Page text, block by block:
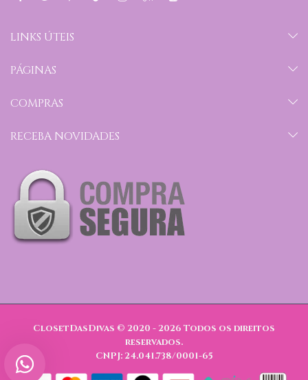
LINKS ÚTEIS
PÁGINAS
COMPRAS
RECEBA NOVIDADES
ClosetDasDivas © 2020 - 2026 Todos os direitos
reservados.
CNPJ: 24.041.738/0001-65